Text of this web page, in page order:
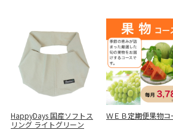
HappyDays 国産ソフトス
リング ライトグリーン
ＷＥＢ定期便果物コ